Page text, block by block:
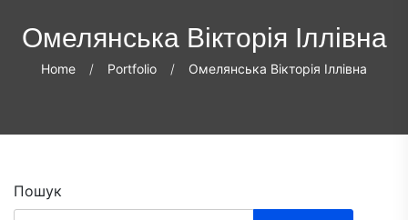
Омелянська Вікторія Іллівна
Home Portfolio Омелянська Вікторія Іллівна
Пошук